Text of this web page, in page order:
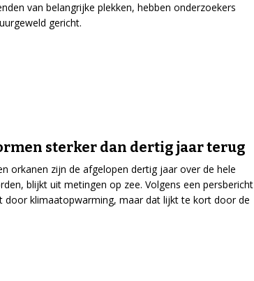
van belangrijke plekken, hebben onderzoekers
gericht.
sterker dan dertig jaar terug
orkanen zijn de afgelopen dertig jaar over de hele
blijkt uit metingen op zee. Volgens een persbericht
door klimaatopwarming, maar dat lijkt te kort door de